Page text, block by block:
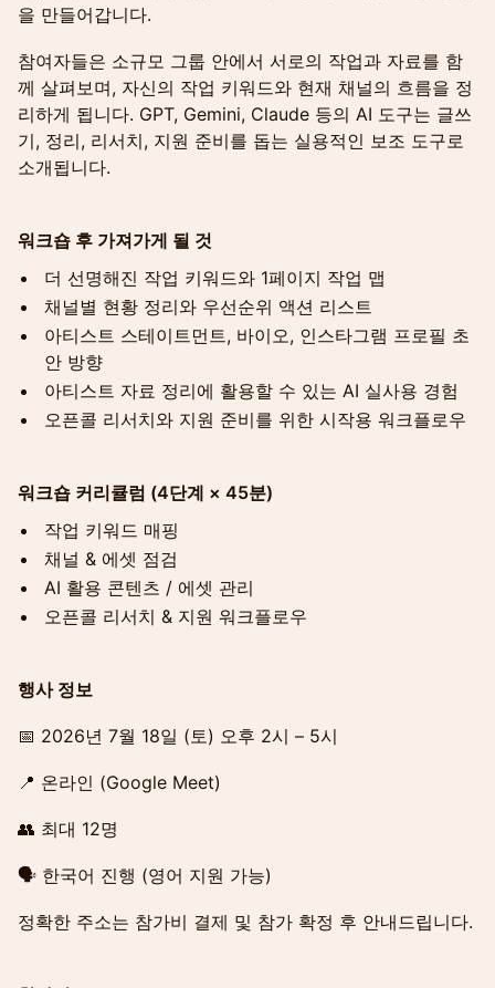
을 만들어갑니다.
참여자들은 소규모 그룹 안에서 서로의 작업과 자료를 함
께 살펴보며, 자신의 작업 키워드와 현재 채널의 흐름을 정
리하게 됩니다. GPT, Gemini, Claude 등의 AI 도구는 글쓰
기, 정리, 리서치, 지원 준비를 돕는 실용적인 보조 도구로
소개됩니다.
워크숍 후 가져가게 될 것
더 선명해진 작업 키워드와 1페이지 작업 맵
채널별 현황 정리와 우선순위 액션 리스트
아티스트 스테이트먼트, 바이오, 인스타그램 프로필 초
안 방향
아티스트 자료 정리에 활용할 수 있는 AI 실사용 경험
오픈콜 리서치와 지원 준비를 위한 시작용 워크플로우
워크숍 커리큘럼 (4단계 × 45분)
작업 키워드 매핑
채널 & 에셋 점검
AI 활용 콘텐츠 / 에셋 관리
오픈콜 리서치 & 지원 워크플로우
행사 정보
📅 2026년 7월 18일 (토) 오후 2시 – 5시
📍 온라인 (Google Meet)
👥 최대 12명
🗣 한국어 진행 (영어 지원 가능)
정확한 주소는 참가비 결제 및 참가 확정 후 안내드립니다.